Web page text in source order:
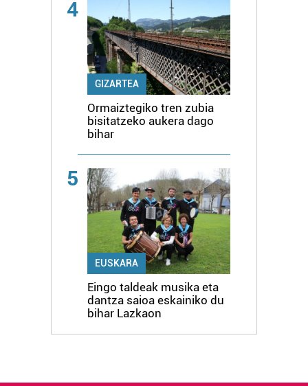
4
GIZARTEA
Ormaiztegiko tren zubia
bisitatzeko aukera dago
bihar
5
EUSKARA
Eingo taldeak musika eta
dantza saioa eskainiko du
bihar Lazkaon